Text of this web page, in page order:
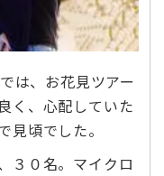
は、お花見ツアー
く、心配していた
見頃でした。
３０名。マイクロ